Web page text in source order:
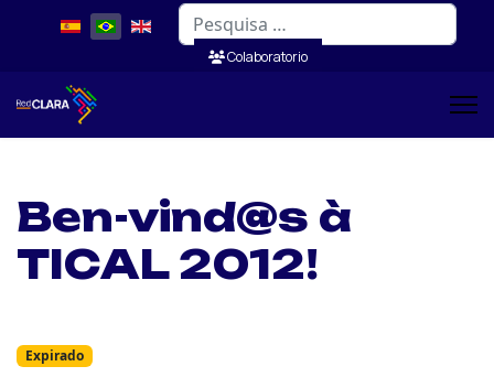
Pesquisar
Colaboratorio
Ben-vind@s à
TICAL 2012!
Expirado